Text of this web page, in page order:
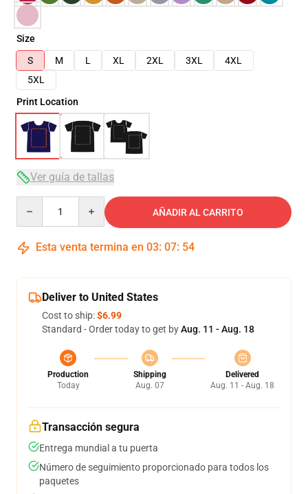
Size
S
M L XL 2XL 3XL
4XL
5XL
Print Location
Ver guía de tallas
AÑADIR AL CARRITO
Esta venta termina en 03: 07: 54
Deliver to United States
Cost to ship:$6.99
Standard - Order today to get byAug. 11 - Aug. 18
Production
Today
Shipping
Aug. 07
Delivered
Aug. 11 - Aug. 18
Transacción segura
Entrega mundial a tu puerta
Número de seguimiento proporcionado para todos los
paquetes